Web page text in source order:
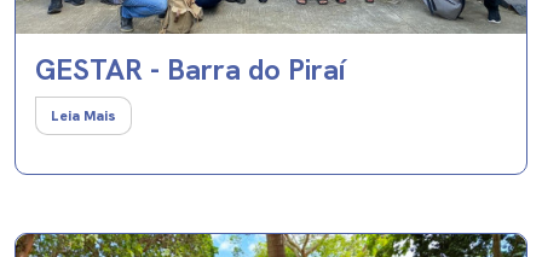
GESTAR - Barra do Piraí
Leia Mais